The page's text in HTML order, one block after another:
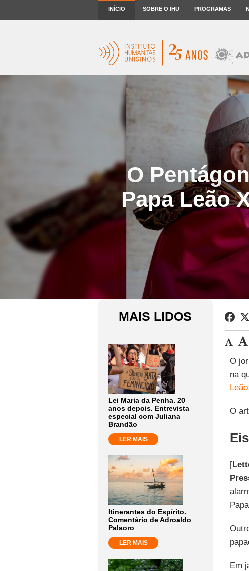
INÍCIO SOBRE O IHU PROGRAMAS
O
Papa Leão
MAIS LIDOS
Lei Maria da Penha. 20
anos depois. Entrevista
especial com Juliana
Brandão
LER MAIS
Itinerantes do Espírito.
Comentário de Adroaldo
Palaoro
LER MAIS
O
na
O
[
Em